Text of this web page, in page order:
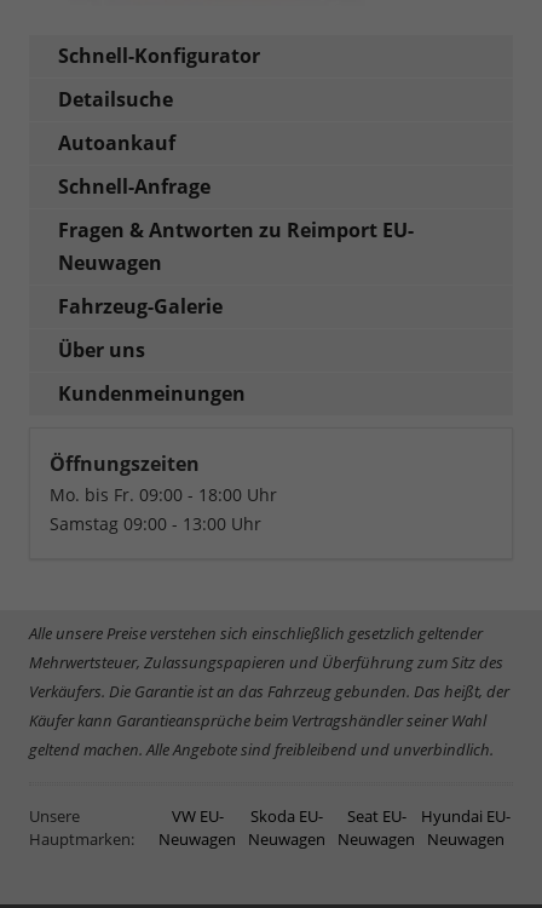
Schnell-Konfigurator
Detailsuche
Autoankauf
Schnell-Anfrage
Fragen & Antworten zu Reimport EU-
Neuwagen
Fahrzeug-Galerie
Über uns
Kundenmeinungen
Öffnungszeiten
Mo. bis Fr. 09:00 - 18:00 Uhr
Samstag 09:00 - 13:00 Uhr
Alle unsere Preise verstehen sich einschließlich gesetzlich geltender
Mehrwertsteuer, Zulassungspapieren und Überführung zum Sitz des
Verkäufers. Die Garantie ist an das Fahrzeug gebunden. Das heißt, der
Käufer kann Garantieansprüche beim Vertragshändler seiner Wahl
geltend machen. Alle Angebote sind freibleibend und unverbindlich.
Unsere
Hauptmarken:
VW EU-
Neuwagen
Skoda EU-
Neuwagen
Seat EU-
Neuwagen
Hyundai EU-
Neuwagen